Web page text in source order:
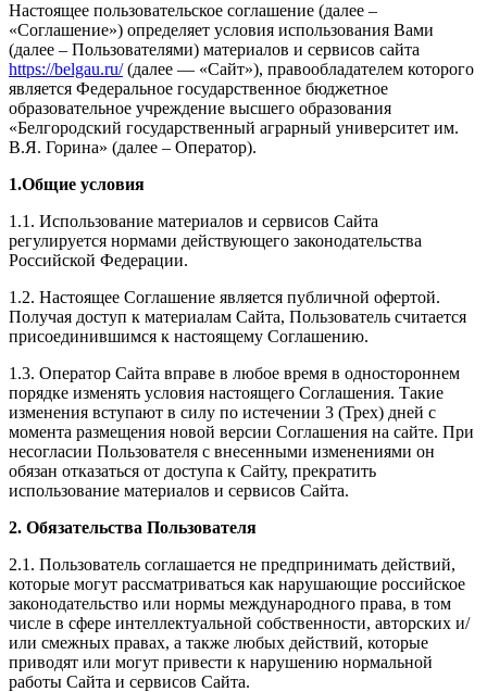
Настоящее пользовательское соглашение (далее –
«Соглашение») определяет условия использования Вами
(далее – Пользователями) материалов и сервисов сайта
https://belgau.ru/(далее — «Сайт»), правообладателем которого
является Федеральное государственное бюджетное
образовательное учреждение высшего образования
«Белгородский государственный аграрный университет им.
В.Я. Горина» (далее – Оператор).
1.Общие условия
1.1. Использование материалов и сервисов Сайта
регулируется нормами действующего законодательства
Российской Федерации.
1.2. Настоящее Соглашение является публичной офертой.
Получая доступ к материалам Сайта, Пользователь считается
присоединившимся к настоящему Соглашению.
1.3. Оператор Сайта вправе в любое время в одностороннем
порядке изменять условия настоящего Соглашения. Такие
изменения вступают в силу по истечении 3 (Трех) дней с
момента размещения новой версии Соглашения на сайте. При
несогласии Пользователя с внесенными изменениями он
обязан отказаться от доступа к Сайту, прекратить
использование материалов и сервисов Сайта.
2. Обязательства Пользователя
2.1. Пользователь соглашается не предпринимать действий,
которые могут рассматриваться как нарушающие российское
законодательство или нормы международного права, в том
числе в сфере интеллектуальной собственности, авторских и/
или смежных правах, а также любых действий, которые
приводят или могут привести к нарушению нормальной
работы Сайта и сервисов Сайта.